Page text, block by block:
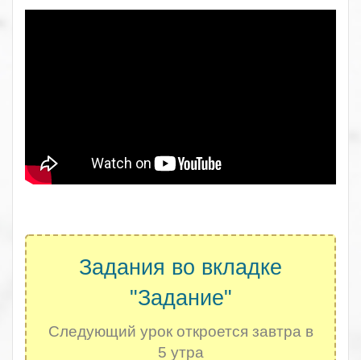
Задания во вкладке
"Задание"
Следующий урок откроется завтра в
5 утра